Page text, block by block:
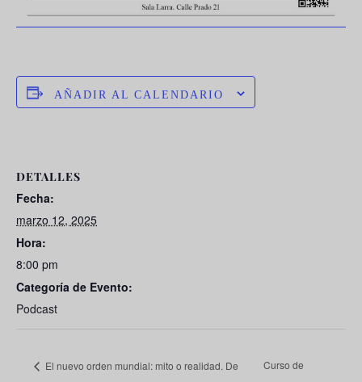
AÑADIR AL CALENDARIO
DETALLES
Fecha:
marzo 12, 2025
Hora:
8:00 pm
Categoría de Evento:
Podcast
El nuevo orden mundial: mito o realidad. De
Curso de